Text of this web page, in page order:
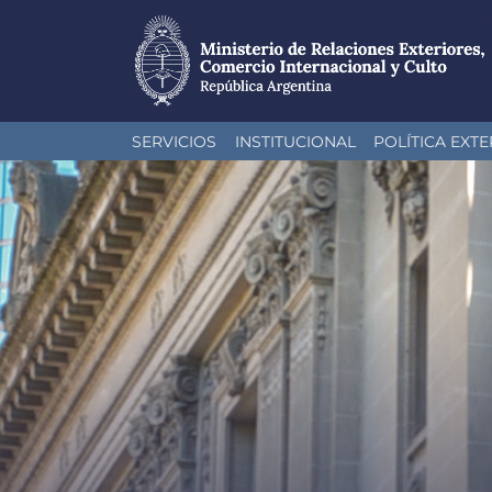
al
contenido
principal
SERVICIOS INSTITUCIONAL POLÍTICA